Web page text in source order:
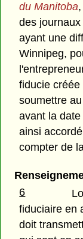
du Manitoba
des
ayant une
Winnipeg,
fiducie
soumettre
avant la
ainsi
compter de
6
fiduciaire en
doit